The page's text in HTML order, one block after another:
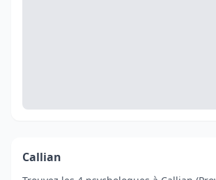
Callian